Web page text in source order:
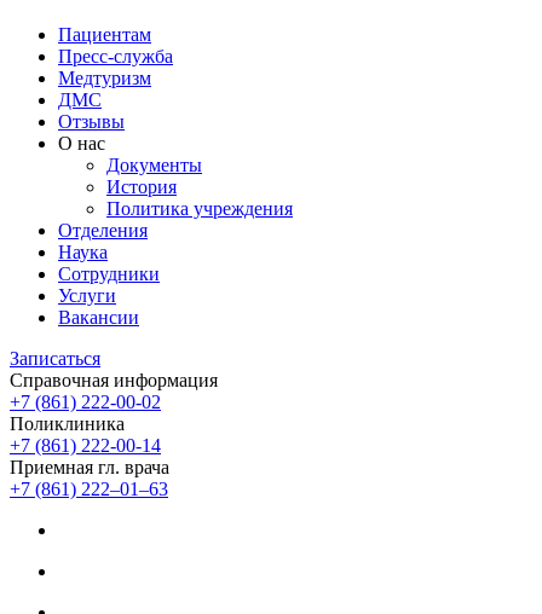
Пациентам
Пресс-служба
Медтуризм
ДМС
Отзывы
О нас
Документы
История
Политика учреждения
Отделения
Наука
Сотрудники
Услуги
Вакансии
Записаться
Справочная информация
+7 (861) 222-00-02
Поликлиника
+7 (861) 222-00-14
Приемная гл. врача
+7 (861) 222‒01‒63